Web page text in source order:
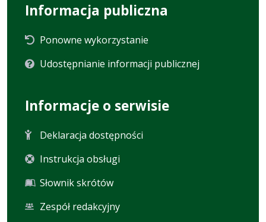
Informacja publiczna
Ponowne wykorzystanie
Udostępnianie informacji publicznej
Informacje o serwisie
Deklaracja dostępności
Instrukcja obsługi
Słownik skrótów
Zespół redakcyjny